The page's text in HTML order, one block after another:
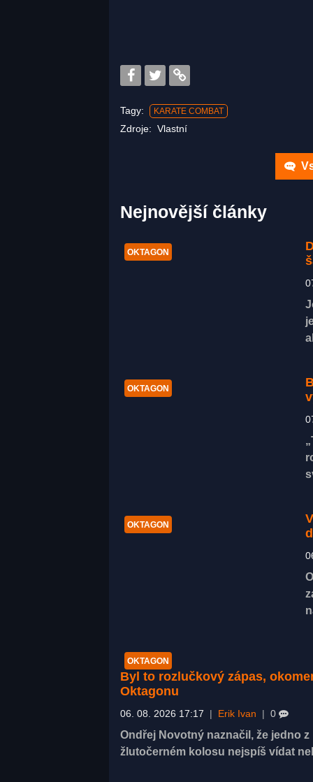
Tagy: KARATE COMBAT
Zdroje: Vlastní
Nejnovější články
OKTAGON
OKTAGON
OKTAGON
OKTAGON
Byl to rozlučkový zápas,
Oktagonu
06. 08. 2026 17:17 Erik Ivan 0
Ondřej Novotný naznačil, že jedno
žlutočerném kolosu nejspíš vídat